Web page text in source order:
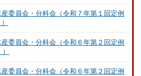
委員会・分科会（令和７年第１回定例
委員会・分科会（令和６年第２回定例
委員会・分科会（令和６年第２回定例